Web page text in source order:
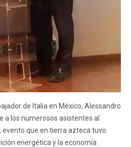
de Italia en México, Alessandro
a los numerosos asistentes al
evento que en tierra azteca tuvo
energética y la economía